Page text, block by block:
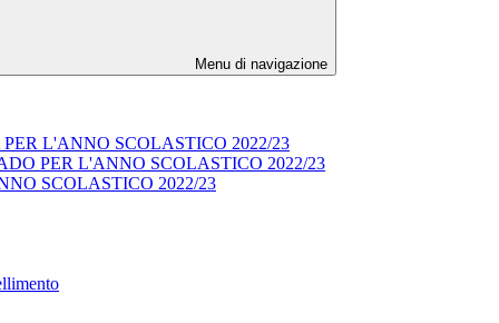
Menu di navigazione
L'ANNO SCOLASTICO 2022/23
PER L'ANNO SCOLASTICO 2022/23
SCOLASTICO 2022/23